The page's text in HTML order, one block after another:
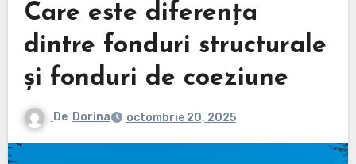
Care este diferența
dintre fonduri structurale
și fonduri de coeziune
De Dorina octombrie 20, 2025